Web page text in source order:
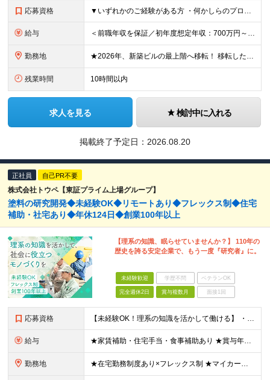
応募資格 ▼いずれかのご経験がある方 ・何かしらのプロジェクト管理の経験 ┗製造業（食品・医薬・化学等）だと尚歓迎 ・プラントエンジニアリング業界の経験 ※高専卒・大卒以上(機械、電気、化学工学、建築など理系
給与 ＜前職年収を保証／初年度想定年収：700万円～1,600万円＞ ■月給52万円～＋残業代全額支給＋賞与年2回 ※試用期間2ヶ月あり（期間中は月給45万円～、その他の待遇に差異なし） ＼安心のキャリア
勤務地 ★2026年、新築ビルの最上階へ移転！ 移転したばかりのキレイなオフィスでの勤務です 神奈川県横浜市中区港町1丁目1-1 BASEGATE横浜関内タワー33階 ※原則出社となります。 ※本社所在地：
残業時間 10時間以内
求人を見る 検討中に入れる
掲載終了予定日： 2026.08.20
正社員 自己PR不要
株式会社トウペ【東証プライム上場グループ】
塗料の研究開発◆未経験OK◆リモートあり◆フレックス制◆住宅
補助・社宅あり◆年休124日◆創業100年以上
【理系の知識、眠らせていませんか？】 110年の
歴史を誇る安定企業で、もう一度『研究者』に。
未経験歓迎 学歴不問 ベテランOK
完全週休2日 賞与複数月 面接1回
応募資格 【未経験OK！理系の知識を活かして働ける】 ・理系学部専攻されていた方（大学・大学院卒） └化学、応用化学、材料、バイオ、農学、環境など ・第二新卒OK ※大卒以上 ＼ こんな方を歓迎します ／
給与 ★家賃補助・住宅手当・食事補助あり ★賞与年2回 ■院修了：月給24万600円～＋各種手当＋賞与年2回 ■大卒：月給22万7000円～＋各種手当＋賞与年2回 ※年齢・経験を考慮の上、決定します ※
勤務地 ★在宅勤務制度あり×フレックス制 ★マイカー通勤OK 以下の工場より、希望を考慮して決定いたします。 【茨城工場】茨城県古河市北利根8-5 【三重工場】三重県伊賀市柘植町2700 ※頻繁ではあり